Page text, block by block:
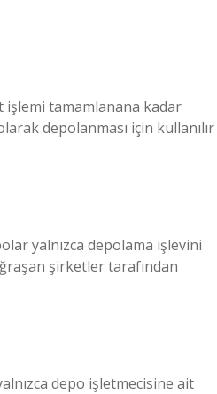
işlemi tamamlanana kadar
depolanması için kullanılır
yalnızca depolama işlevini
şirketler tarafından
depo işletmecisine ait